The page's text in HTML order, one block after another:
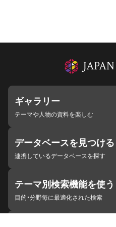
ギャラリー
テーマや人物の資料を楽しむ
データベースを見つける
連携しているデータベースを探す
テーマ別検索機能を使う
目的・分野毎に最適化された検索